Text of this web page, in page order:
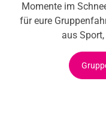
Momente im
für eure
aus